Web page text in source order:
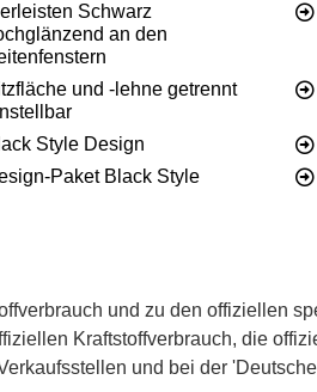
Schwarz
an den
und -lehne getrennt
Style Design
Paket Black Style
und zu den offiziellen
Kraftstoffverbrauch, die
und bei der